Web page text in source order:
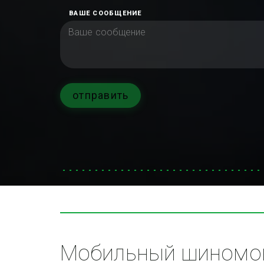
ВАШЕ СООБЩЕНИЕ
отправить
Мобильный